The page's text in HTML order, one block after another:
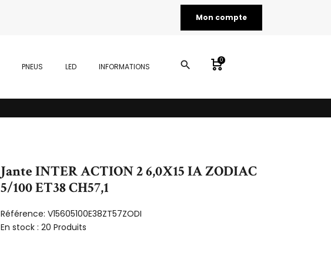
Mon compte
PNEUS LED INFORMATIONS search 0
Jante INTER ACTION 2 6,0X15 IA ZODIAC
5/100 ET38 CH57,1
Référence: V15605100E38ZT57ZODI
En stock : 20 Produits